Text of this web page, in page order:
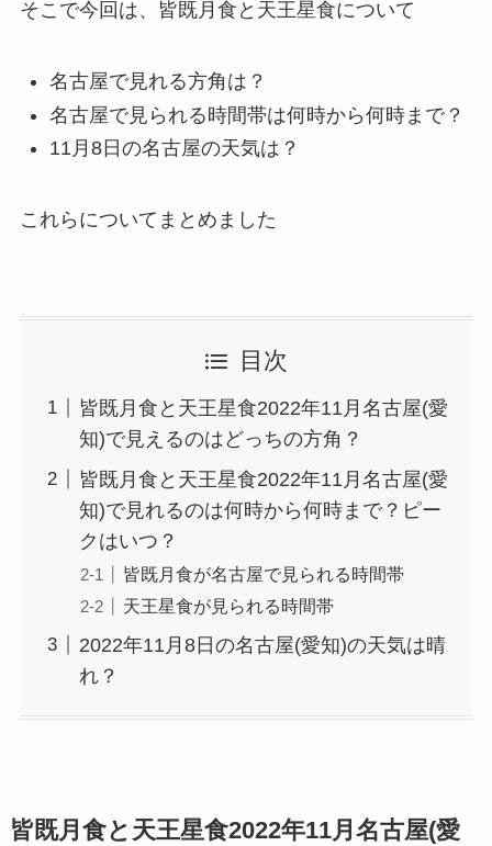
そこで今回は、皆既月食と天王星食について
名古屋で見れる方角は？
名古屋で見られる時間帯は何時から何時まで？
11月8日の名古屋の天気は？
これらについてまとめました
目次
皆既月食と天王星食2022年11月名古屋(愛
知)で見えるのはどっちの方角？
皆既月食と天王星食2022年11月名古屋(愛
知)で見れるのは何時から何時まで？ピー
クはいつ？
皆既月食が名古屋で見られる時間帯
天王星食が見られる時間帯
2022年11月8日の名古屋(愛知)の天気は晴
れ？
皆既月食と天王星食2022年11月名古屋(愛